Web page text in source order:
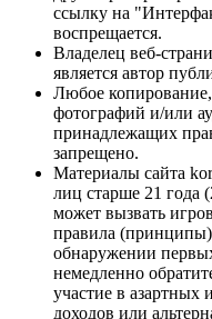
ссылку на
воспрещается.
Владелец веб-
является автор
Любое копирование,
фотографий и/или
принадлежащих
запрещено.
Материалы сайта
лиц старше 21 года
может вызвать
правила
обнаружении
немедленно
участие в азартных
доходов или